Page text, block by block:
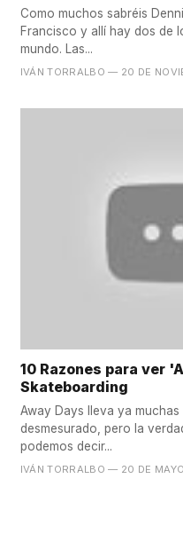
Como muchos sabréis
Francisco y allí hay dos de
mundo. Las...
IVÁN TORRALBO — 20 DE
10 Razones para ver
Skateboarding
Away Days lleva ya
desmesurado, pero la
podemos decir...
IVÁN TORRALBO — 20 DE